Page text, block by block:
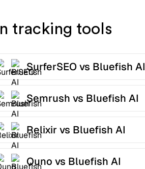
tracking tools
SurferSEO vs Bluefish AI
Semrush vs Bluefish AI
Relixir vs Bluefish AI
Quno vs Bluefish AI